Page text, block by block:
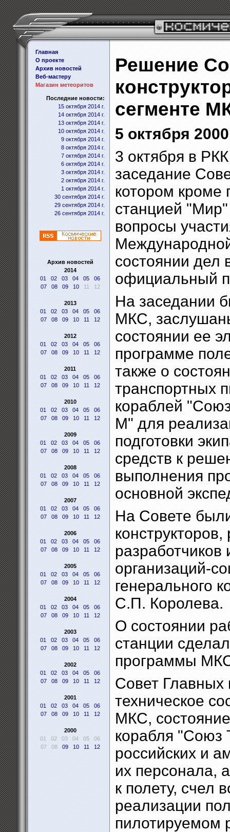
Главная
О проекте
Архив новостей
Веб-мастеру
Магазин метеоритов
Последние новости:
15 октября 2014 г.
14 октября 2014 г.
13 октября 2014 г.
10 октября 2014 г.
9 октября 2014 г.
8 октября 2014 г.
7 октября 2014 г.
6 октября 2014 г.
3 октября 2014 г.
2 октября 2014 г.
1 октября 2014 г.
30 сентября 2014 г.
29 сентября 2014 г.
26 сентября 2014 г.
Архив новостей
2014
01
02 03 04 05
06
07
08 09 10 11 12
2013
01
02 03 04 05
06
07
08 09 10 11 12
2012
01
02 03 04 05
06
07
08 09 10 11 12
2011
01
02 03 04 05
06
07
08 09 10 11 12
2010
01
02 03 04 05
06
07
08 09 10 11 12
2009
01
02 03 04 05
06
07
08 09 10 11 12
2008
01
02 03 04 05
06
07
08 09 10 11 12
2007
01
02 03 04 05
06
07
08 09 10 11 12
2006
01
02 03 04 05
06
07
08 09 10 11 12
2005
01
02 03 04 05
06
07
08 09 10 11 12
2004
01
02 03 04 05
06
07
08 09 10 11 12
2003
01
02 03 04 05
06
07
08 09 10 11 12
2002
01
02 03 04 05
06
07
08 09 10 11 12
2001
01
02 03 04 05
06
07
08 09 10 11 12
2000
01
02 03 04 05
06
07
08 09 10 11 12
Решение
сегменте
5 октября 2000
3 октября в
заседание
котором кроме
станцией
вопросы
состоянии дел
официальный
На заседании
МКС,
состоянии ее
программе
также о
транспортных
кораблей
М" для
подготовки
средств к
выполнения
основной
На Совете
разработчиков
организаций-
генерального
С.П. Королева.
О состоянии
станции
программы
Совет Главных
техническое
МКС,
корабля "Союз
российских и
их персонала,
к полету, счел
реализации
пилотируемом